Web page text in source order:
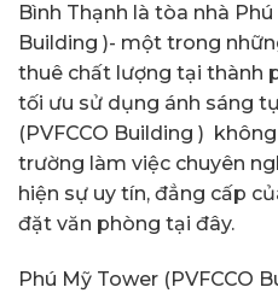
Bình Thạnh là tòa nhà
Building )- một trong
thuê chất lượng tại thành
tối ưu sử dụng ánh sáng
(PVFCCO Building )
trường làm việc chuyên
hiện sự uy tín, đẳng cấp
đặt văn phòng tại đây.
Phú Mỹ Tower (PVFCCO